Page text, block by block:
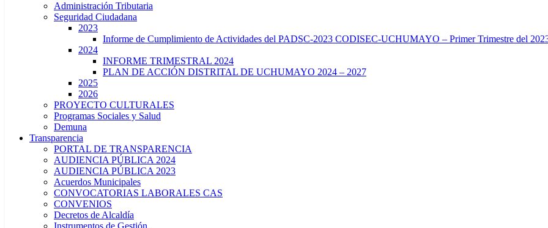
Administración Tributaria
Seguridad Ciudadana
2023
Informe de Cumplimiento de Actividades del PADSC-2023 CODISEC-UCHUMAYO – Primer Trimestre del
2024
INFORME TRIMESTRAL 2024
PLAN DE ACCIÓN DISTRITAL DE UCHUMAYO 2024 – 2027
2025
2026
PROYECTO CULTURALES
Programas Sociales y Salud
Demuna
Transparencia
PORTAL DE TRANSPARENCIA
AUDIENCIA PÚBLICA 2024
AUDIENCIA PÚBLICA 2023
Acuerdos Municipales
CONVOCATORIAS LABORALES CAS
CONVENIOS
Decretos de Alcaldía
Instrumentos de Gestión